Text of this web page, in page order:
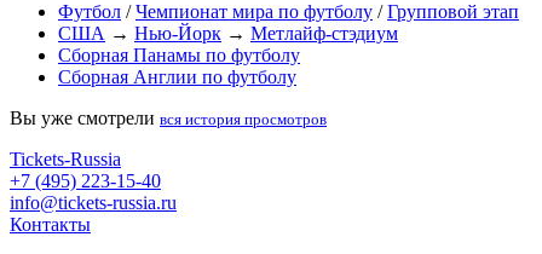
Футбол /Чемпионат мира по футболу /Групповой этап
США → Нью-Йорк → Метлайф-стэдиум
Сборная Панамы по футболу
Сборная Англии по футболу
Вы уже смотрели вся история просмотров
Tickets-Russia
+7 (495) 223-15-40
info@tickets-russia.ru
Контакты